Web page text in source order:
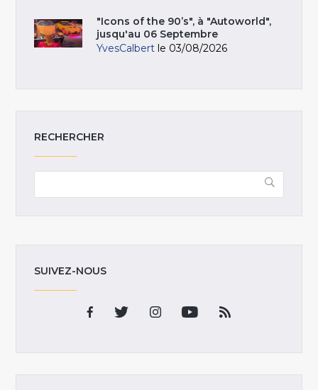
"Icons of the 90’s", à "Autoworld",
jusqu'au 06 Septembre
YvesCalbert le 03/08/2026
RECHERCHER
SUIVEZ-NOUS